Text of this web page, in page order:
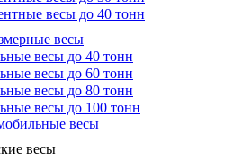
весы до 40 тонн
весы
весы до 40 тонн
весы до 60 тонн
весы до 80 тонн
весы до 100 тонн
весы
весы